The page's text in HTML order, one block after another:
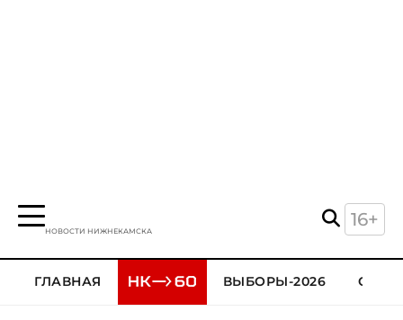
НОВОСТИ НИЖНЕКАМСКА
16+
ГЛАВНАЯ ВЫБОРЫ-2026